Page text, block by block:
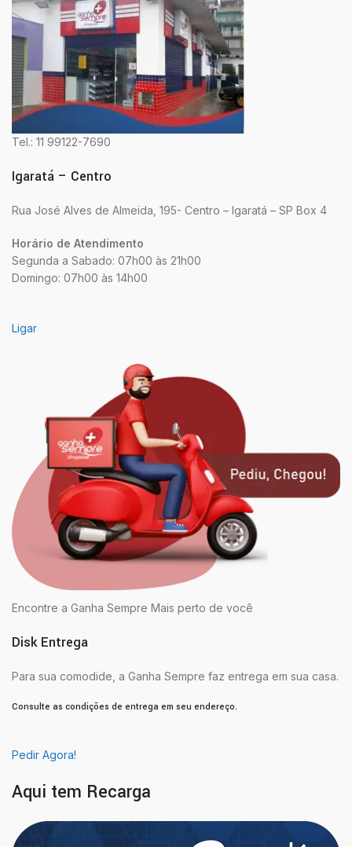
Tel.: 11 99122-7690
Igaratá – Centro
Rua José Alves de Almeida, 195- Centro – Igaratá – SP Box 4
Horário de Atendimento
Segunda a Sabado: 07h00 às 21h00
Domingo: 07h00 às 14h00
Ligar
Encontre a Ganha Sempre Mais perto de você
Disk Entrega
Para sua comodide, a Ganha Sempre faz entrega em sua casa.
Consulte as condições de entrega em seu endereço.
Pedir Agora!
Aqui tem Recarga